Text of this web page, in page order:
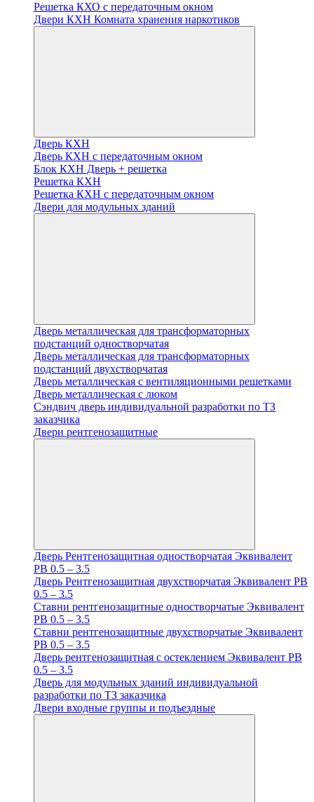
Решетка КХО с передаточным окном
Двери КХН Комната хранения наркотиков
Дверь КХН
Дверь КХН с передаточным окном
Блок КХН Дверь + решетка
Решетка КХН
Решетка КХН с передаточным окном
Двери для модульных зданий
Дверь металлическая для трансформаторных
подстанций одностворчатая
Дверь металлическая для трансформаторных
подстанций двухстворчатая
Дверь металлическая с вентиляционными решетками
Дверь металлическая с люком
Cэндвич дверь индивидуальной разработки по ТЗ
заказчика
Двери рентгенозащитные
Дверь Рентгенозащитная одностворчатая Эквивалент
PB 0.5 – 3.5
Дверь Рентгенозащитная двухстворчатая Эквивалент PB
0.5 – 3.5
Ставни рентгенозащитные одностворчатые Эквивалент
PB 0.5 – 3.5
Ставни рентгенозащитные двухстворчатые Эквивалент
PB 0.5 – 3.5
Дверь рентгенозащитная с остеклением Эквивалент PB
0.5 – 3.5
Дверь для модульных зданий индивидуальной
разработки по ТЗ заказчика
Двери входные группы и подъездные